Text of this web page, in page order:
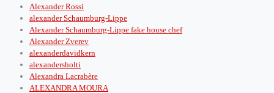
Alexander Rossi
alexander Schaumburg-Lippe
Alexander Schaumburg-Lippe fake house chef
Alexander Zverev
alexanderdavidkern
alexandersholti
Alexandra Lacrabère
ALEXANDRA MOURA